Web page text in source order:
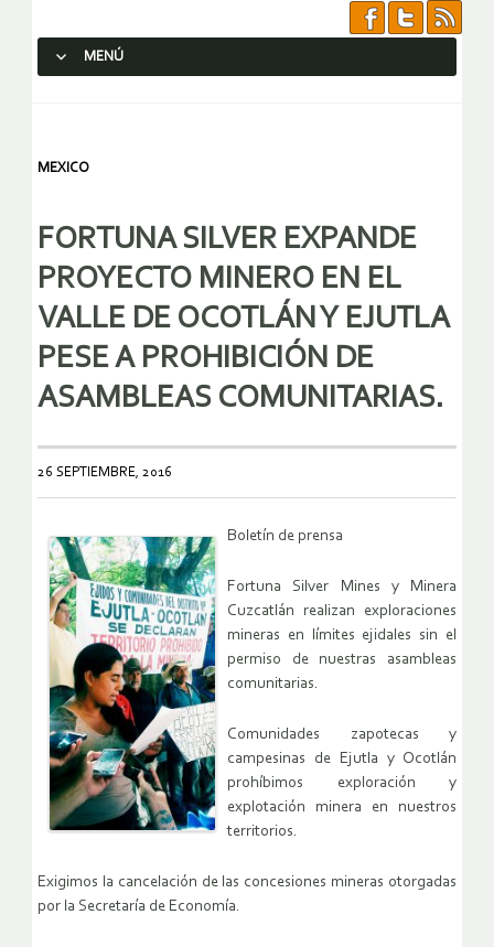
MENÚ
MEXICO
FORTUNA SILVER EXPANDE
PROYECTO MINERO EN EL
VALLE DE OCOTLÁN Y EJUTLA
PESE A PROHIBICIÓN DE
ASAMBLEAS COMUNITARIAS.
26 SEPTIEMBRE, 2016
Boletín de prensa
Fortuna Silver Mines y Minera
Cuzcatlán realizan exploraciones
mineras en límites ejidales sin el
permiso de nuestras asambleas
comunitarias.
Comunidades zapotecas y
campesinas de Ejutla y Ocotlán
prohíbimos exploración y
explotación minera en nuestros
territorios.
Exigimos la cancelación de las concesiones mineras otorgadas
por la Secretaría de Economía.